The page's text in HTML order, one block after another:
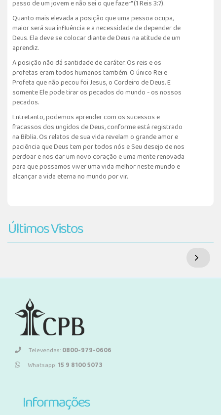
passo de um jovem e não sei o que fazer" (1 Reis 3:7).
Quanto mais elevada a posição que uma pessoa ocupa,
maior será sua influência e a necessidade de depender de
Deus. Ela deve se colocar diante de Deus na atitude de um
aprendiz.
A posição não dá santidade de caráter. Os reis e os
profetas eram todos humanos também. O único Rei e
Profeta que não pecou foi Jesus, o Cordeiro de Deus. E
somente Ele pode tirar os pecados do mundo - os nossos
pecados.
Entretanto, podemos aprender com os sucessos e
fracassos dos ungidos de Deus, conforme está registrado
na Bíblia. Os relatos de sua vida revelam o grande amor e
paciência que Deus tem por todos nós e Seu desejo de nos
perdoar e nos dar um novo coração e uma mente renovada
para que possamos viver uma vida melhor neste mundo e
alcançar a vida eterna no mundo por vir.
Últimos Vistos
Televendas:0800-979-0606
Whatsapp:15 9 8100 5073
Informações